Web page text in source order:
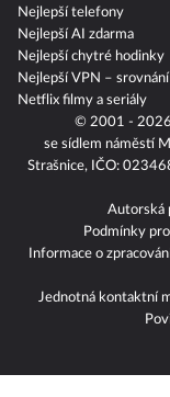
© 2001 -
se sídlem náměstí
Strašnice, IČO:
Autorská
Podmínky
Informace o
Jednotná kontaktní
Nejlepší telefony
Nejlepší AI zdarma
Nejlepší chytré hodinky
Nejlepší VPN – srovnání
Netflix filmy a seriály